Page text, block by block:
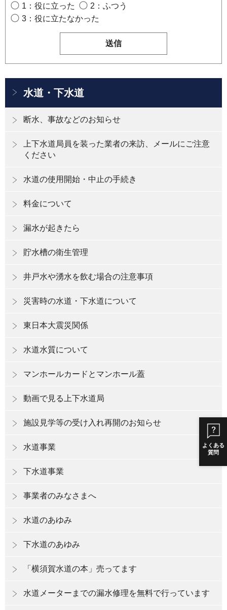
よくある
質問
1：役に立った
2：ふつう
3：役に立たなかった
水道・下水道
断水、事故などのお知らせ
上下水道局員を装った業者の来訪、メールにご注意
ください
水道の使用開始・中止の手続き
料金について
漏水が起きたら
貯水槽の衛生管理
井戸水や湧水を飲む場合の注意事項
災害時の水道・下水道について
東日本大震災関係
水道水質について
マンホールカードとマンホール蓋
動画で見る上下水道局
施設見学等の受け入れ再開のお知らせ
水道事業
下水道事業
事業者のみなさまへ
水道のあゆみ
下水道のあゆみ
「横須賀水道の本」売ってます
水道メーターまでの漏水修理を無料で行っています